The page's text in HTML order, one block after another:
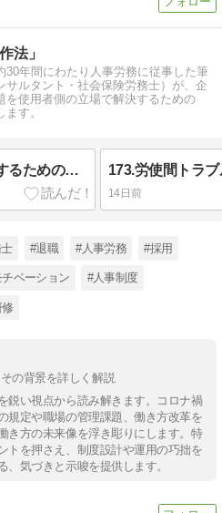
法」
30年間にわたり人事労務に従事した筆
サルタント・社会保険労務士）が、企
を使用者側の立場で解決するための
ます。
174.労使間トラブルを防止するための就業規則の定め方（第2章 採用・異動等）⑤
14日前
#退職 #人事労務 #採用
チベーション #人事制度
の背景を詳しく解説
鋭い視点から読み解きます。コロナ禍
規定や職場の管理課題、働き方改革を
き方の未来像を浮き彫りにします。特
トを押さえ、制度設計や運用の巧拙を
気づきと示唆を提供します。